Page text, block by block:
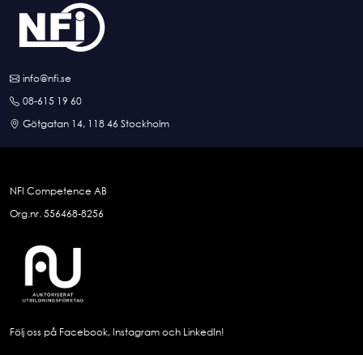
info@nfi.se
08-615 19 60
Götgatan 14, 118 46 Stockholm
NFI Competence AB
Org.nr. 556468-8256
Följ oss på Facebook, Instagram och LinkedIn!